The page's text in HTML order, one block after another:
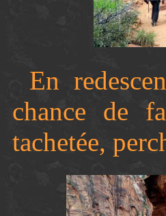
En
chance de
tachetée,